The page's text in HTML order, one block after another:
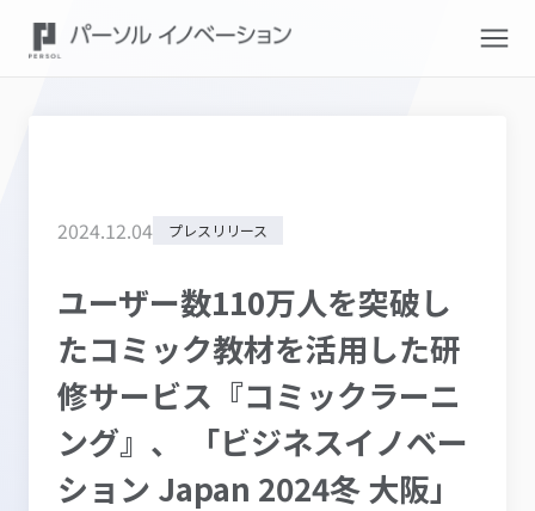
2024.12.04 プレスリリース
ユーザー数110万人を突破し
たコミック教材を活用した研
修サービス『コミックラーニ
ング』、 「ビジネスイノベー
ション Japan 2024冬 大阪」